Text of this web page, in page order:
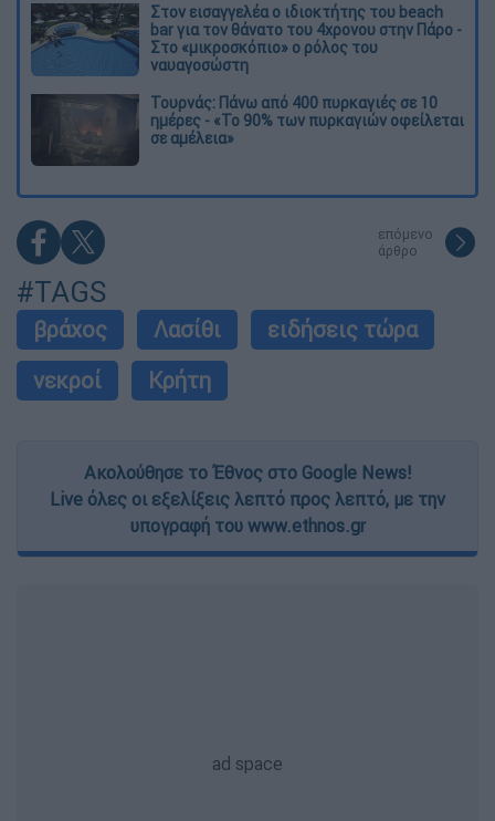
Στον εισαγγελέα ο ιδιοκτήτης του beach
bar για τον θάνατο του 4χρονου στην Πάρο -
Στο «μικροσκόπιο» ο ρόλος του
ναυαγοσώστη
Τουρνάς: Πάνω από 400 πυρκαγιές σε 10
ημέρες - «Το 90% των πυρκαγιών οφείλεται
σε αμέλεια»
επόμενο
άρθρο
#TAGS
βράχος Λασίθι
ειδήσεις τώρα
νεκροί
Κρήτη
Ακολούθησε το Έθνος στο Google News!
Live όλες οι εξελίξεις λεπτό προς λεπτό, με την
υπογραφή του www.ethnos.gr